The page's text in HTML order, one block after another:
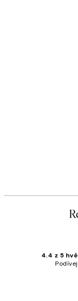
4.4 z 5